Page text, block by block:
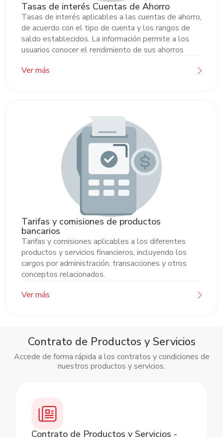
Tasas de interés Cuentas de Ahorro
Tasas de interés aplicables a las cuentas de ahorro,
de acuerdo con el tipo de cuenta y los rangos de
saldo establecidos. La información permite a los
usuarios conocer el rendimiento de sus ahorros
Ver más
Tarifas y comisiones de productos
bancarios
Tarifas y comisiones aplicables a los diferentes
productos y servicios financieros, incluyendo los
cargos por administración, transacciones y otros
conceptos relacionados.
Ver más
Contrato de Productos y Servicios
Accede de forma rápida a los contratos y condiciones de
nuestros productos y servicios.
Contrato de Productos y Servicios -